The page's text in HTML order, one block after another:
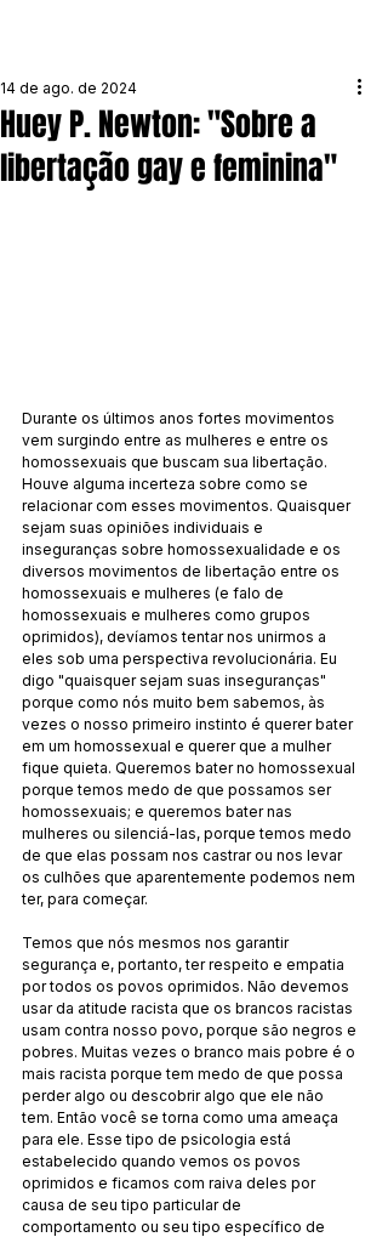
Huey P. Newton: "Sobre a
libertação gay e feminina"
14 de ago. de 2024
Durante os últimos anos fortes movimentos
vem surgindo entre as mulheres e entre os
homossexuais que buscam sua libertação.
Houve alguma incerteza sobre como se
relacionar com esses movimentos. Quaisquer
sejam suas opiniões individuais e
inseguranças sobre homossexualidade e os
diversos movimentos de libertação entre os
homossexuais e mulheres (e falo de
homossexuais e mulheres como grupos
oprimidos), devíamos tentar nos unirmos a
eles sob uma perspectiva revolucionária. Eu
digo "quaisquer sejam suas inseguranças"
porque como nós muito bem sabemos, às
vezes o nosso primeiro instinto é querer bater
em um homossexual e querer que a mulher
fique quieta. Queremos bater no homossexual
porque temos medo de que possamos ser
homossexuais; e queremos bater nas
mulheres ou silenciá-las, porque temos medo
de que elas possam nos castrar ou nos levar
os culhões que aparentemente podemos nem
ter, para começar.
Temos que nós mesmos nos garantir
segurança e, portanto, ter respeito e empatia
por todos os povos oprimidos. Não devemos
usar da atitude racista que os brancos racistas
usam contra nosso povo, porque são negros e
pobres. Muitas vezes o branco mais pobre é o
mais racista porque tem medo de que possa
perder algo ou descobrir algo que ele não
tem. Então você se torna como uma ameaça
para ele. Esse tipo de psicologia está
estabelecido quando vemos os povos
oprimidos e ficamos com raiva deles por
causa de seu tipo particular de
comportamento ou seu tipo específico de